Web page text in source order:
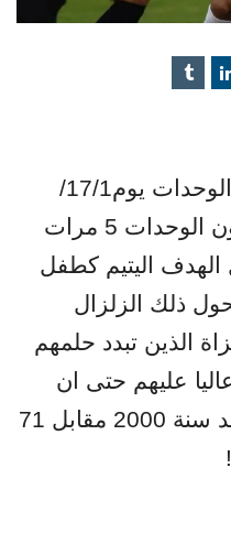
تحول الزلزال الذي ضرب الوحدات يوم17/1/
1977 حين دك الغزاة حصون الوحدات 5 مرات
اليتيم كطفل
ذلك الزلزال
الذين تبدد حلمهم
عليهم حتى ان
الغزاة فازوا في 18 لقاء بعد سنة 2000 مقابل 71